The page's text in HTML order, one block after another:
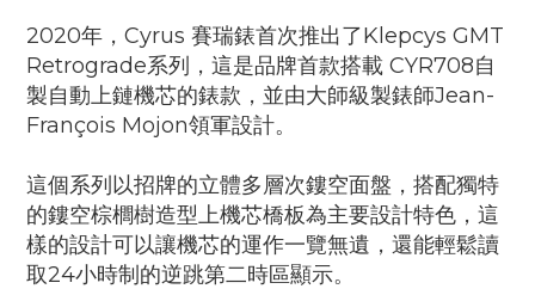
2020年，Cyrus 賽瑞錶首次推出了Klepcys GMT
Retrograde系列，這是品牌首款搭載 CYR708自
製自動上鏈機芯的錶款，並由大師級製錶師Jean-
François Mojon領軍設計。
這個系列以招牌的立體多層次鏤空面盤，搭配獨特
的鏤空棕櫚樹造型上機芯橋板為主要設計特色，這
樣的設計可以讓機芯的運作一覽無遺，還能輕鬆讀
取24小時制的逆跳第二時區顯示。